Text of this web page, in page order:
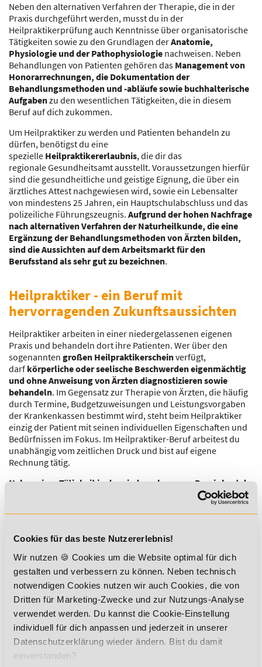
Cookies für das beste Nutzererlebnis!
Wir nutzen 🍪 Cookies um die Website optimal für dich
gestalten und verbessern zu können. Neben technisch
notwendigen Cookies nutzen wir auch Cookies, die von
Dritten für Marketing-Zwecke und zur Nutzungs-Analyse
verwendet werden. Du kannst die Cookie-Einstellung
individuell für dich anpassen und jederzeit in unserer
Datenschutzerklärung wieder ändern. Bist du damit
einverstanden?
Neben den alternativen Verfahren der Therapie, die in der
Praxis durchgeführt werden, musst du in der
Heilpraktikerprüfung auch Kenntnisse über organisatorische
Tätigkeiten sowie zu den Grundlagen derAnatomie,
Physiologie und der Pathophysiologie nachweisen. Neben
Behandlungen von Patienten gehören das Management von
Honorarrechnungen, die Dokumentation der
Behandlungsmethoden und -abläufe sowie buchhalterische
Aufgabenzu den wesentlichen Tätigkeiten, die in diesem
Beruf auf dich zukommen.
Um Heilpraktiker zu werden und Patienten behandeln zu
dürfen, benötigst du eine
spezielle Heilpraktikererlaubnis, die dir das
regionale Gesundheitsamt ausstellt. Voraussetzungen hierfür
sind die gesundheitliche und geistige Eignung, die über ein
ärztliches Attest nachgewiesen wird, sowie ein Lebensalter
von mindestens 25 Jahren, ein Hauptschulabschluss und das
polizeiliche Führungszeugnis. Aufgrund der hohen Nachfrage
nach alternativen Verfahren der Naturheilkunde, die eine
Ergänzung der Behandlungsmethoden von Ärzten bilden,
sind die Aussichten auf dem Arbeitsmarkt für den
Berufsstand als sehr gut zu bezeichnen.
Heilpraktiker - ein Beruf mit
hervorragenden Zukunftsaussichten
Heilpraktiker arbeiten in einer niedergelassenen eigenen
Praxis und behandeln dort ihre Patienten. Wer über den
sogenannten großen Heilpraktikerscheinverfügt,
darf körperliche oder seelische Beschwerden eigenmächtig
und ohne Anweisung von Ärzten diagnostizieren sowie
behandeln. Im Gegensatz zur Therapie von Ärzten, die häufig
durch Termine, Budgetzuweisungen und Leistungsvorgaben
der Krankenkassen bestimmt wird, steht beim Heilpraktiker
einzig der Patient mit seinen individuellen Eigenschaften und
Bedürfnissen im Fokus. Im Heilpraktiker-Beruf arbeitest du
unabhängig vom zeitlichen Druck und bist auf eigene
Rechnung tätig.
Neben einer Tätigkeit in der niedergelassenen Praxis hast du
die Möglichkeit, in einem Reha- und Therapiezentrum in
enger Zusammenarbeit mit Ärzten der Schulmedizin tätig zu
werden. Unterschiedliche fachliche Schwerpunkte schaffen
zählen unter anderem die Akupunktur, die Pflanzenheilkunde
oder das Angebot von homöopathischen Spezialleistungen.
diesem Beruf bist du selbstständig und kannst die Höhe
deines Verdienstes selbst bestimmen. Ein Vorteil hierbei ist,
dass therapeutische Leistungen nicht umsatzsteuerpflichtig
sind. Als Hilfestellung bei der Kalkulation deiner
Therapieleistungen nutzt du das Gebührenverzeichnis für
Heilpraktiker. Dieses ist rechtlich nicht bindend, bietet jedoch
gerade für Berufseinsteiger einen guten Ansatzpunkt, um die
Leistungen der Anamnese, Diagnose und Therapie realistisch
zu kalkulieren und abzurechnen.